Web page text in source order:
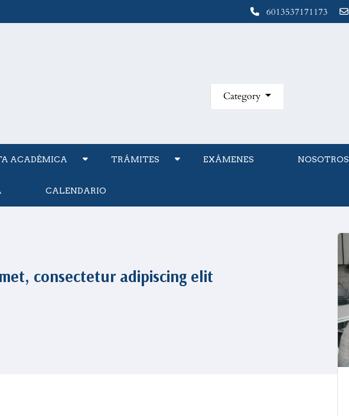
6013537171173
Category
ACADÉMICA TRÁMITES EXÁMENES NOSOTROS
CALENDARIO
consectetur adipiscing elit